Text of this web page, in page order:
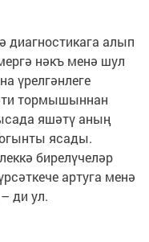
диагностикага алып
нәкъ менә шул
үрелгәнлеге
тормышыннан
яшәтү аның
ясады.
бирелүчеләр
артуга менә
ди ул.